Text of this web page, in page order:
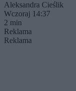
Aleksandra Cieślik
Wczoraj 14:37
2 min
Reklama
Reklama